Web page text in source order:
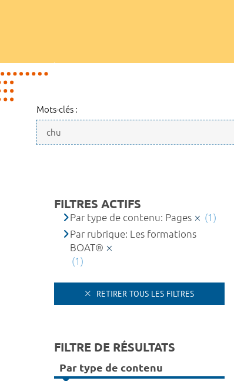
Mots-clés :
FILTRES ACTIFS
Par type de contenu: Pages
(1)
Par rubrique: Les formations
BOAT®
(1)
RETIRER TOUS LES FILTRES
FILTRE DE RÉSULTATS
Par type de contenu